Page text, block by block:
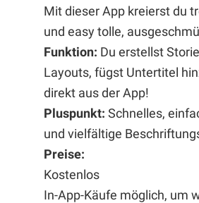
Mit dieser App kreierst du
und easy tolle,
Funktion: Du erstellst
Layouts, fügst Untertitel
direkt aus der App!
Pluspunkt: Schnelles,
und vielfältige
Preise:
Kostenlos
In-App-Käufe möglich, um